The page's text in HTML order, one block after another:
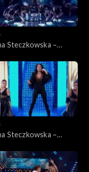
Steczkowska –
Steczkowska –
świata”, „Każda fala
brzeg”. 63. KFPP: